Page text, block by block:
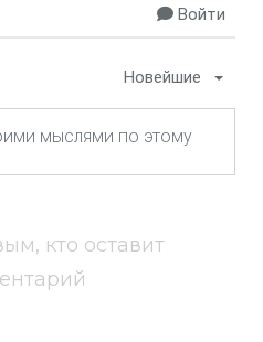
Войти
Новейшие
кто оставит